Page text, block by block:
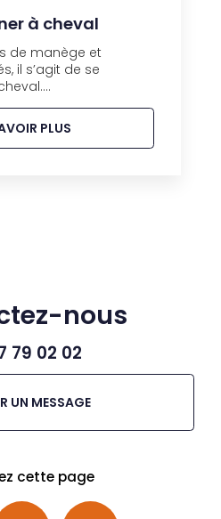
à cheval
de manège et
il s’agit de se
PLUS
nous
79 02 02
UN MESSAGE
cette page